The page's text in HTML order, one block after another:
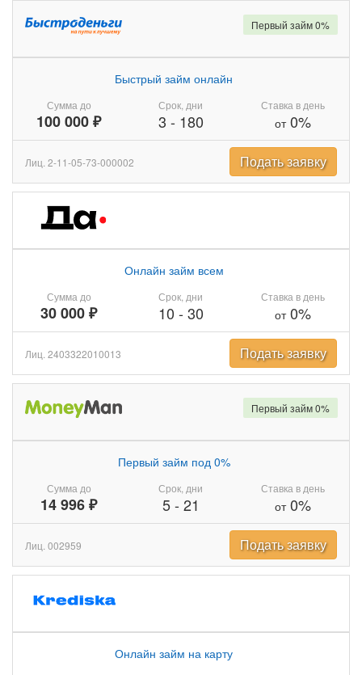
Сумма до
100 000 ₽
Быстрый займ онлайн
Срок, дни
3 - 180
Ставка в день
от0%
Первый займ 0%
Лиц. 2-11-05-73-000002 Подать заявку
Сумма до
30 000 ₽
Онлайн займ всем
Срок, дни
10 - 30
Ставка в день
от0%
Лиц. 2403322010013 Подать заявку
Сумма до
14 996 ₽
Первый займ под 0%
Срок, дни
5- 21
Ставка в день
от0%
Первый займ 0%
Лиц. 002959 Подать заявку
Онлайн займ на карту